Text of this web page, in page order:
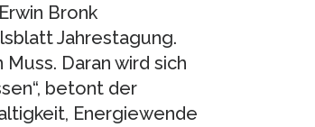
Bronk
Jahrestagung.
Daran wird sich
betont der
Energiewende